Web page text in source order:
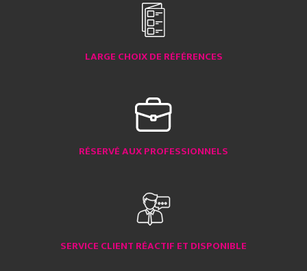
LARGE CHOIX DE RÉFÉRENCES
RÉSERVÉ AUX PROFESSIONNELS
SERVICE CLIENT RÉACTIF ET DISPONIBLE